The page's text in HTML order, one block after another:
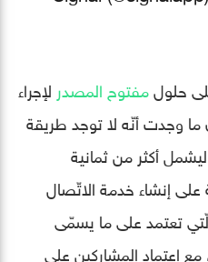
حلولمفتوح المصدر لإجراء
ما وجدت أنّه لا توجد طريقة
أكثر من ثمانية
على إنشاء خدمة الاتّصال
تعتمد على ما يسمّى
مع اعتماد المشاركين على